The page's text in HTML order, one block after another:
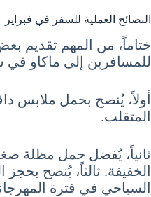
النصائح العملية للسفر في فبراير
ختاماً، من المهم تقديم
للمسافرين إلى ماكاو في
أولاً، يُنصح بحمل ملابس
المتقلب.
ثانياً، يُفضل حمل مظلة
الخفيفة. ثالثاً، يُنصح بحجز
السياحي في فترة